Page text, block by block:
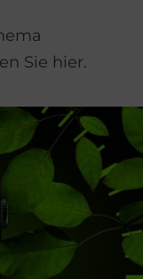
Sie hier.